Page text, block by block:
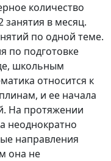
количество
занятия в месяц.
по одной теме.
по подготовке
школьным
относится к
и ее начала
На протяжении
неоднократно
направления
она не